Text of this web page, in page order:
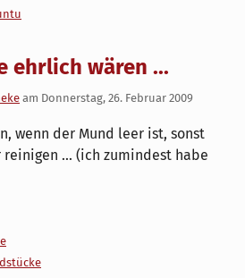
ehrlich wären ...
am Donnerstag, 26. Februar 2009
wenn der Mund leer ist, sonst
... (ich zumindest habe